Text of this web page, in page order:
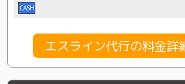
CASH
エスライン代行の料金詳